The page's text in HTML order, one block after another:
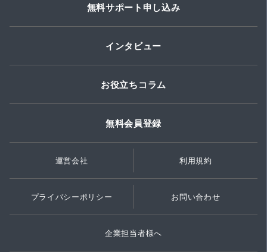
無料サポート申し込み
インタビュー
お役立ちコラム
無料会員登録
運営会社 利用規約
プライバシーポリシー お問い合わせ
企業担当者様へ